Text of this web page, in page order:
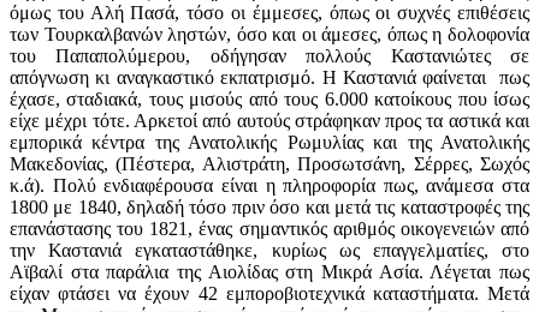
όμως του Αλή Πασά, τόσο οι έμμεσες, όπως οι συχνές επιθέσεις
των Τουρκαλβανών ληστών, όσο και οι άμεσες, όπως η δολοφονία
του Παπαπολύμερου, οδήγησαν πολλούς Καστανιώτες σε
απόγνωση κι αναγκαστικό εκπατρισμό. Η Καστανιά φαίνεται πως
έχασε, σταδιακά, τους μισούς από τους 6.000 κατοίκους που ίσως
είχε μέχρι τότε. Αρκετοί από αυτούς στράφηκαν προς τα αστικά και
εμπορικά κέντρα της Ανατολικής Ρωμυλίας και της Ανατολικής
Μακεδονίας, (Πέστερα, Αλιστράτη, Προσωτσάνη, Σέρρες, Σωχός
κ.ά). Πολύ ενδιαφέρουσα είναι η πληροφορία πως, ανάμεσα στα
1800 με 1840, δηλαδή τόσο πριν όσο και μετά τις καταστροφές της
επανάστασης του 1821, ένας σημαντικός αριθμός οικογενειών από
την Καστανιά εγκαταστάθηκε, κυρίως ως επαγγελματίες, στο
Αϊβαλί στα παράλια της Αιολίδας στη Μικρά Ασία. Λέγεται πως
είχαν φτάσει να έχουν 42 εμποροβιοτεχνικά καταστήματα. Μετά